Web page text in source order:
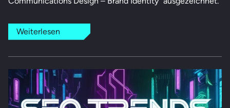
Weiterlesen